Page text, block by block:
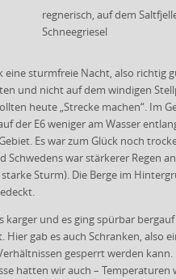
regnerisch, auf dem
Schneegriesel
eine sturmfreie Nacht, also richtig
und nicht auf dem windigen
heute „Strecke machen“. Im
der E6 weniger am Wasser
Es war zum Glück noch
Schwedens war stärkerer Regen
Sturm). Die Berge im
karger und es ging spürbar
Hier gab es auch Schranken, also
gesperrt werden kann.
hatten wir auch – Temperaturen